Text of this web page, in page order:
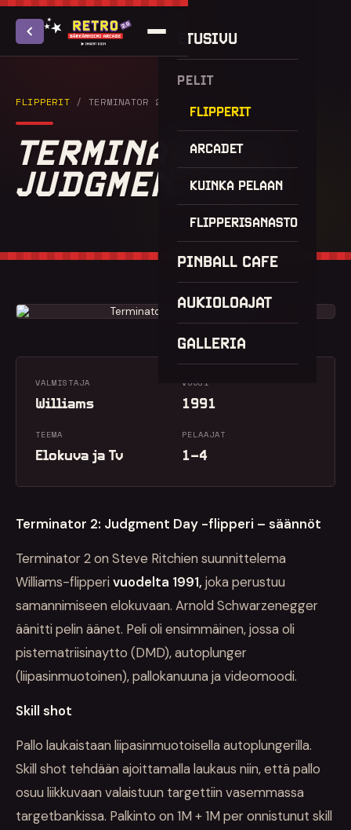
ETUSIVU
PELIT
FLIPPERIT
ARCADET
KUINKA PELAAN
FLIPPERISANASTO
PINBALL CAFE
AUKIOLOAJAT
GALLERIA
FLIPPERIT / TERMINATOR 2: JUDGMENT DAY
TERMINATOR 2:
JUDGMENT DAY
VALMISTAJA
Williams
VUOSI
1991
TEEMA
Elokuva ja Tv
PELAAJAT
1–4
Terminator 2: Judgment Day -flipperi – säännöt
Terminator 2 on Steve Ritchien suunnittelema
Williams-flipperi vuodelta 1991, joka perustuu
samannimiseen elokuvaan. Arnold Schwarzenegger
äänitti pelin äänet. Peli oli ensimmäinen, jossa oli
pistematriisinaytto (DMD), autoplunger
(liipasinmuotoinen), pallokanuuna ja videomoodi.
Skill shot
Pallo laukaistaan liipasinmuotoisella autoplungerilla.
Skill shot tehdään ajoittamalla laukaus niin, että pallo
osuu liikkuvaan valaistuun targettiin vasemmassa
targetbankissa. Palkinto on 1M + 1M per onnistunut skill